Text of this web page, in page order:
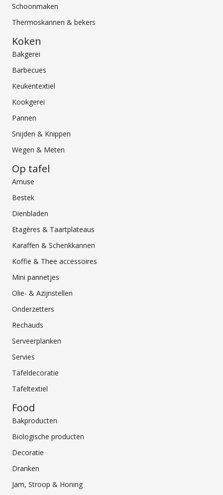
Schoonmaken
Thermoskannen & bekers
Koken
Bakgerei
Barbecues
Keukentextiel
Kookgerei
Pannen
Snijden & Knippen
Wegen & Meten
Op tafel
Amuse
Bestek
Dienbladen
Etagères & Taartplateaus
Karaffen & Schenkkannen
Koffie & Thee accessoires
Mini pannetjes
Olie- & Azijnstellen
Onderzetters
Rechauds
Serveerplanken
Servies
Tafeldecoratie
Tafeltextiel
Food
Bakproducten
Biologische producten
Decoratie
Dranken
Jam, Stroop & Honing